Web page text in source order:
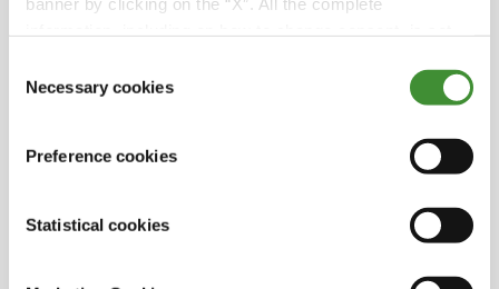
Selection
Necessary cookies
Preference cookies
Statistical cookies
La révolution verte a introduit des engrais et
qui a entraîné des rendements plus élevés et la
l’agriculture, comme l’analyse des données,